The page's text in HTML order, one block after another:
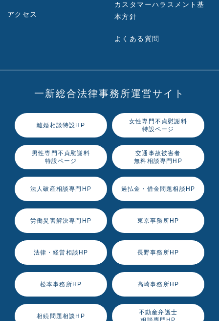
アクセス
カスタマーハラスメント基
本方針
よくある質問
一新総合法律事務所運営サイト
離婚相談特設HP
女性専門不貞慰謝料
特設ページ
男性専門不貞慰謝料
特設ページ
交通事故被害者
無料相談専門HP
法人破産相談専門HP 過払金・借金問題相談HP
労働災害解決専門HP 東京事務所HP
法律・経営相談HP 長野事務所HP
松本事務所HP 高崎事務所HP
相続問題相談HP
不動産弁護士